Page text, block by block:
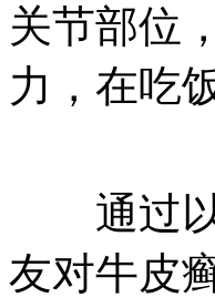
关节部位
力，在吃
通过
友对牛皮